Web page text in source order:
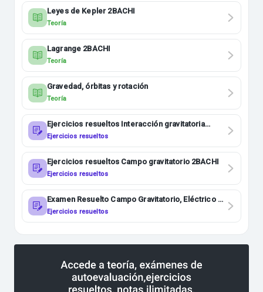
Leyes de Kepler 2BACHI
Teoría
Lagrange 2BACHI
Teoría
Gravedad, órbitas y rotación
Teoría
Ejercicios resueltos Interacción gravitatoria
2BACHI
Ejercicios resueltos
Ejercicios resueltos Campo gravitatorio 2BACHI
Ejercicios resueltos
Examen Resuelto Campo Gravitatorio, Eléctrico y
magnético 2BACHI
Ejercicios resueltos